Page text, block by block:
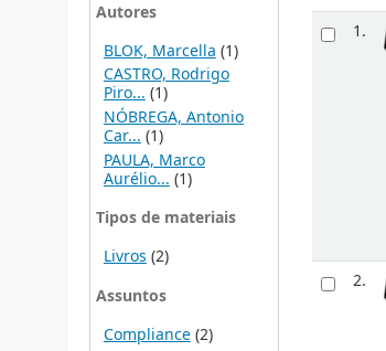
Autores
BLOK, Marcella (1)
CASTRO, Rodrigo
Piro...(1)
NÓBREGA, Antonio
Car... (1)
PAULA, Marco
Aurélio... (1)
Tipos de materiais
Livros (2)
Assuntos
Compliance(2)
1.
2.